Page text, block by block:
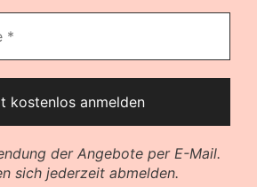
der Angebote per E-Mail.
sich jederzeit abmelden.